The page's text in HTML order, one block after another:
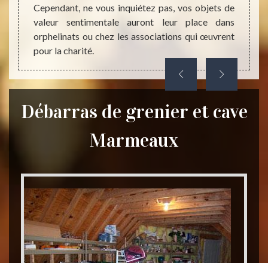
Cependant, ne vous inquiétez pas, vos objets de
valeur sentimentale auront leur place dans
orphelinats ou chez les associations qui œuvrent
pour la charité.
Débarras de grenier et cave
Marmeaux